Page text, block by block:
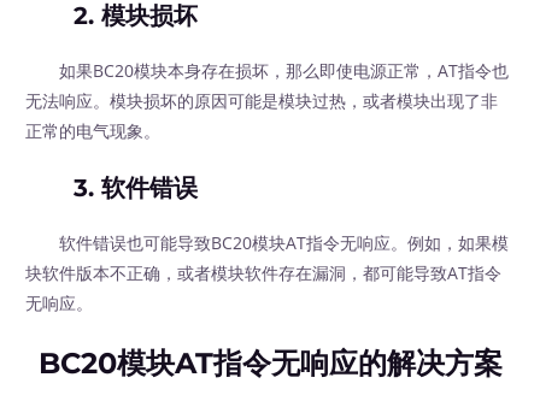
2. 模块损坏
如果BC20模块本身存在损坏，那么即使电源正常，AT指令也
无法响应。模块损坏的原因可能是模块过热，或者模块出现了非
正常的电气现象。
3. 软件错误
软件错误也可能导致BC20模块AT指令无响应。例如，如果模
块软件版本不正确，或者模块软件存在漏洞，都可能导致AT指令
无响应。
BC20模块AT指令无响应的解决方案